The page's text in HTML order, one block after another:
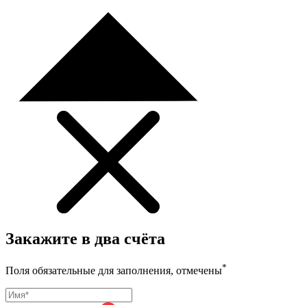
Закажите в два счёта
Поля обязательные для заполнения, отмечены*